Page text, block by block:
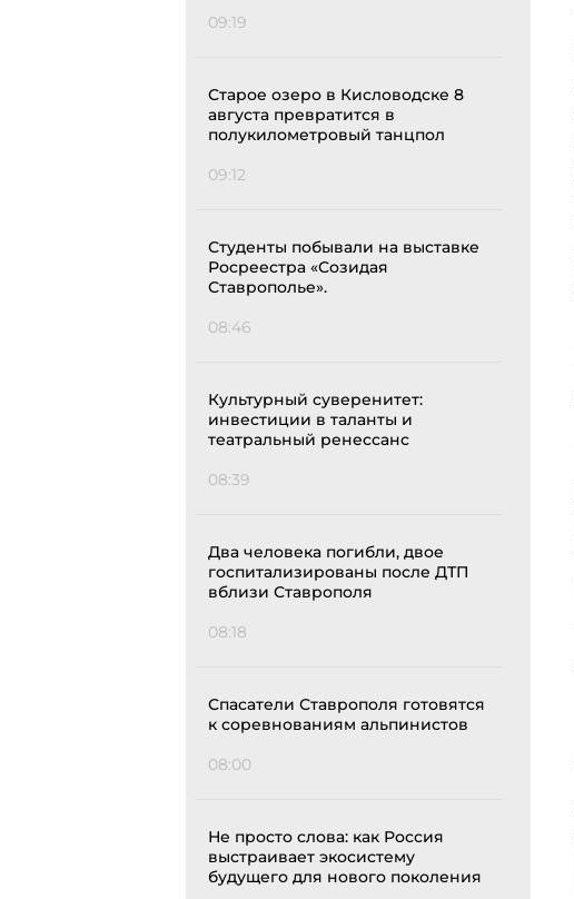
09:19
Старое озеро в Кисловодске 8
августа превратится в
полукилометровый танцпол
09:12
Студенты побывали на выставке
Росреестра «Созидая
Ставрополье».
08:46
Культурный суверенитет:
инвестиции в таланты и
театральный ренессанс
08:39
Два человека погибли, двое
госпитализированы после ДТП
вблизи Ставрополя
08:18
Спасатели Ставрополя готовятся
к соревнованиям альпинистов
08:00
Не просто слова: как Россия
выстраивает экосистему
будущего для нового поколения